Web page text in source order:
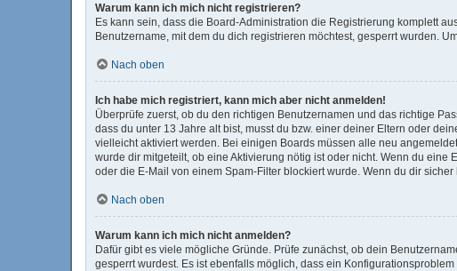
Warum kann ich mich nicht registrieren?
Es kann sein, dass die Board-Administration die Registrierung komplett
Benutzername, mit dem du dich registrieren möchtest, gesperrt wurden.
Nach oben
Ich habe mich registriert, kann mich aber nicht anmelden!
Überprüfe zuerst, ob du den richtigen Benutzernamen und das richtige
dass du unter 13 Jahre alt bist, musst du bzw. einer deiner Eltern oder
vielleicht aktiviert werden. Bei einigen Boards müssen alle neu
wurde dir mitgeteilt, ob eine Aktivierung nötig ist oder nicht. Wenn du
oder die E-Mail von einem Spam-Filter blockiert wurde. Wenn du dir
Nach oben
Warum kann ich mich nicht anmelden?
Dafür gibt es viele mögliche Gründe. Prüfe zunächst, ob dein
gesperrt wurdest. Es ist ebenfalls möglich, dass ein